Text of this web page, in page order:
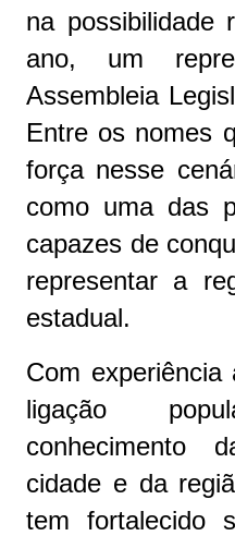
na possibilidade
ano, um
Assembleia
Entre os nomes
força nesse
como uma das
capazes de
representar a
estadual.
Com experiência
ligação
conhecimento
cidade e da
tem fortalecido